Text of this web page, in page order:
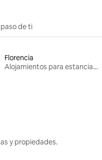
de ti
Florencia
Alojamientos para estancias largas
y propiedades.